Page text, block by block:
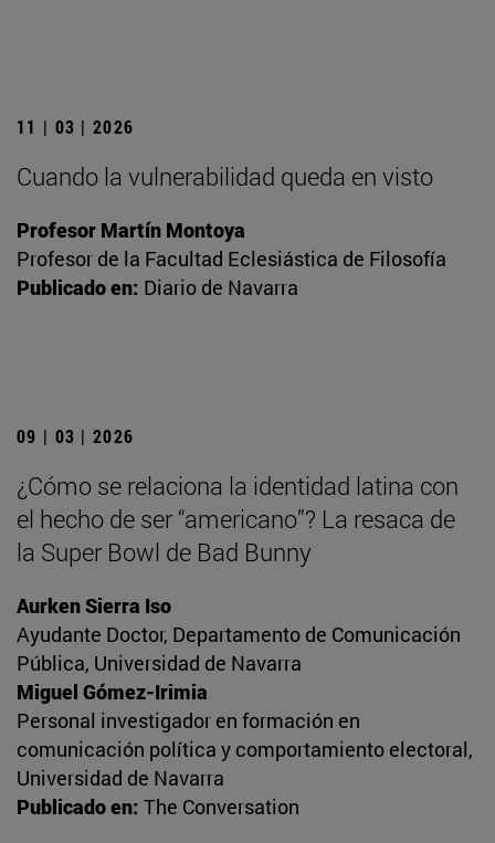
11 | 03 | 2026
Cuando la vulnerabilidad queda en visto
Profesor Martín Montoya
Profesor de la Facultad Eclesiástica de Filosofía
Publicado en: Diario de Navarra
09 | 03 | 2026
¿Cómo se relaciona la identidad latina con
el hecho de ser “americano”? La resaca de
la Super Bowl de Bad Bunny
Aurken Sierra Iso
Ayudante Doctor, Departamento de Comunicación
Pública, Universidad de Navarra
Miguel Gómez-Irimia
Personal investigador en formación en
comunicación política y comportamiento electoral,
Universidad de Navarra
Publicado en: The Conversation